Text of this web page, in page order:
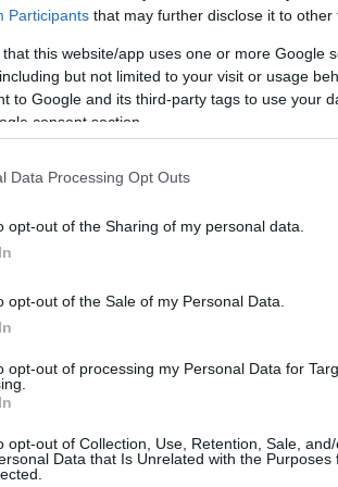
Participants that may further disclose it to other
that this website/app uses one or more Google
but not limited to your visit or usage
to Google and its third-party tags to use your
consent section.
Data Processing Opt Outs
opt-out of the Sharing of my personal data.
opt-out of the Sale of my Personal Data.
opt-out of processing my Personal Data for
opt-out of Collection, Use, Retention, Sale,
Data that Is Unrelated with the Purposes
felelős
túszt aNir Ozkibucból
édesanyjával, Jelena
Cohennel együtt rabolták el.
engedte el Vlagyimir Putyin
egy tűzszüneti
Vitalijt az október 7-i
A Hamász
lányt,